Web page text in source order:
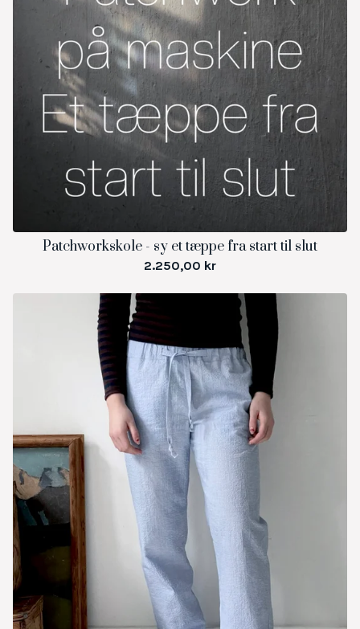
Patchworkskole - sy et tæppe fra start til slut
2.250,00 kr